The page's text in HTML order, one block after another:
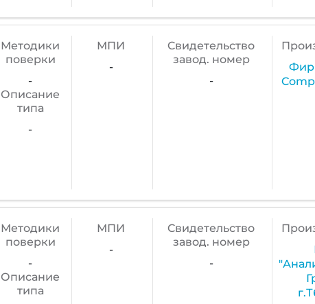
Методики
поверки
-
Описание
типа
-
МПИ
-
Cвидетельство
завод. номер
-
Методики
поверки
-
Описание
типа
МПИ
-
Cвидетельство
завод. номер
-